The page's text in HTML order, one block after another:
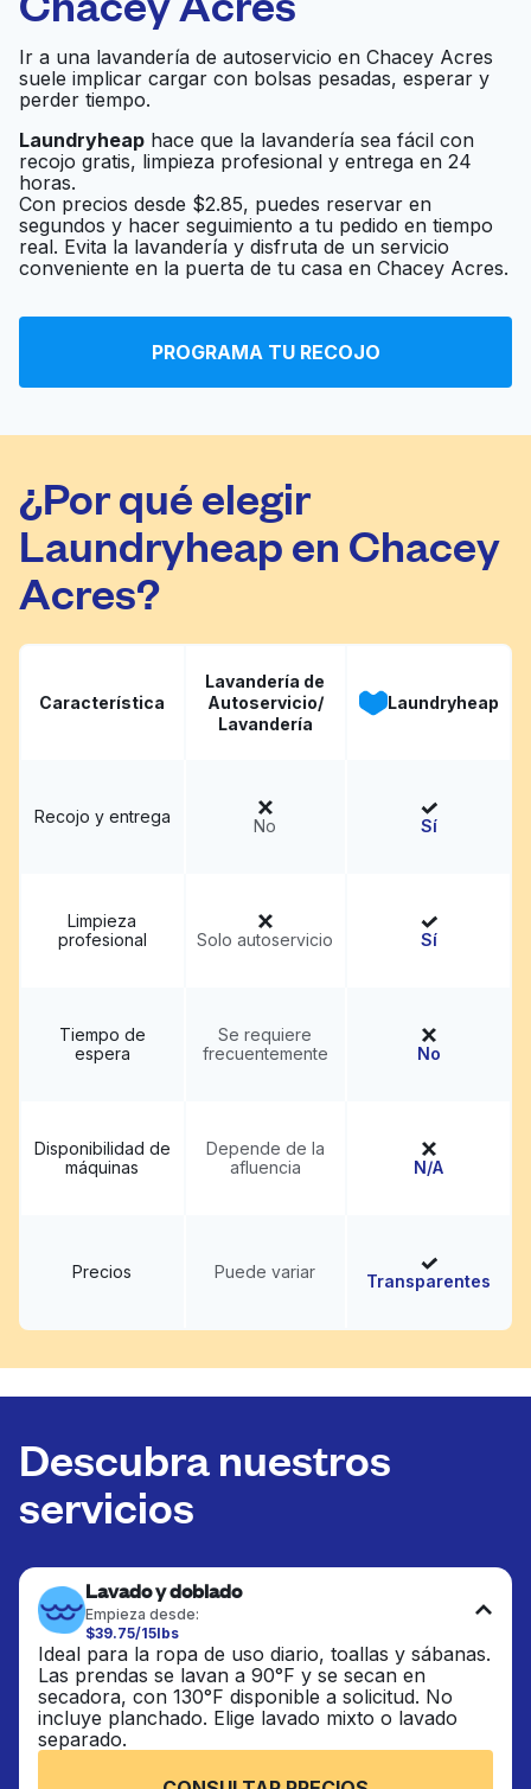
Worthington Laundry
& Dry Cleaner
Ir al sitio web
Wally Wash
Laundromat
Ir al sitio web
Express Laundry Ir al sitio web
Blue Bubble Express
Ir al sitio web
Ir a una lavandería de autoservicio en Chacey Acres
suele implicar cargar con bolsas pesadas, esperar y
perder tiempo.
Laundryheap hace que la lavandería sea fácil con
recojo gratis, limpieza profesional y entrega en 24
horas.
Con precios desde $2.85, puedes reservar en
segundos y hacer seguimiento a tu pedido en tiempo
real. Evita la lavandería y disfruta de un servicio
conveniente en la puerta de tu casa en Chacey Acres.
PROGRAMA TU RECOJO
¿Por qué elegir
Laundryheap en Chacey
Acres?
Característica
Lavandería de
Autoservicio/
Lavandería
Laundryheap
Recojo y entrega No Sí
Limpieza
profesional
Solo autoservicio Sí
Tiempo de
espera
Se requiere
frecuentemente
No
Disponibilidad de
máquinas
Depende de la
afluencia
N/A
Precios Puede variar Transparentes
Descubra nuestros
servicios
Lavado y doblado
Empieza desde:
$39.75/15lbs
Ideal para la ropa de uso diario, toallas y sábanas.
Las prendas se lavan a 90°F y se secan en
secadora, con 130°F disponible a solicitud. No
incluye planchado. Elige lavado mixto o lavado
separado.